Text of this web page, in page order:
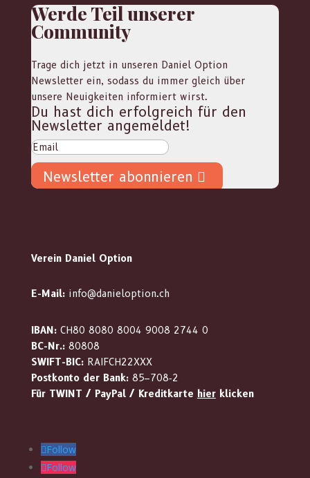
Werde Teil unserer
Community
Trage dich jetzt in unseren Daniel Option
Newsletter ein, sodass du immer gleich über
unsere Neuigkeiten informiert wirst.
Du hast dich erfolgreich für den
Newsletter angemeldet!
Newsletter abonnieren
Verein Daniel Option
E-Mail: info@danieloption.ch
IBAN:CH80 8080 8004 9008 2744 0
BC-Nr.:80808
SWIFT-BIC:RAIFCH22XXX
Postkonto der Bank:85–708‑2
Für TWINT / PayPal / Kreditkarte hierklicken
Follow
Follow